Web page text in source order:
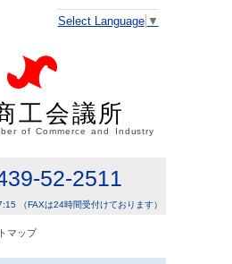
Select Language ▼
工会議所
of Commerce and Industry
52-2511
（FAXは24時間受付けております）
マップ